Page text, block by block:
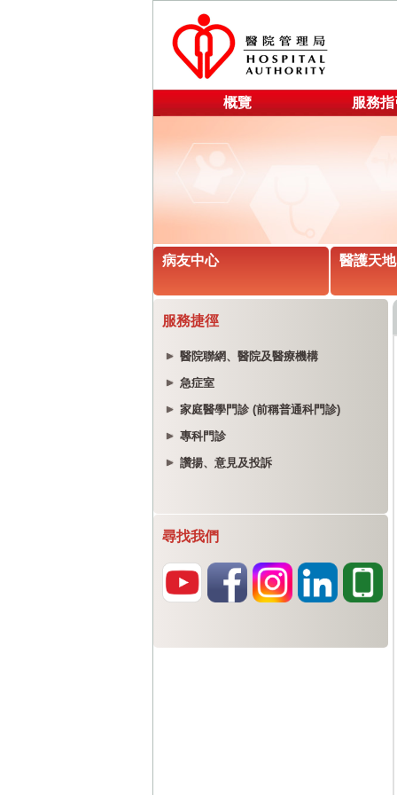
概覽 服務指
病友中心 醫護天地
服務捷徑
醫院聯網、醫院及醫療機構
急症室
家庭醫學門診 (前稱普通科門診)
專科門診
讚揚、意見及投訴
尋找我們